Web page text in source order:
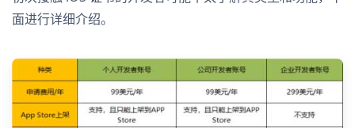
面进行详细介绍。